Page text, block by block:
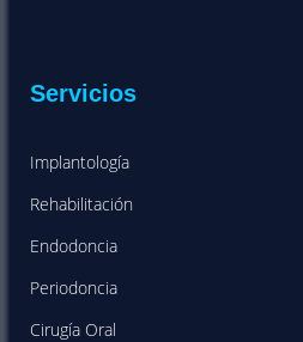
Servicios
Implantología
Rehabilitación
Endodoncia
Periodoncia
Cirugía Oral